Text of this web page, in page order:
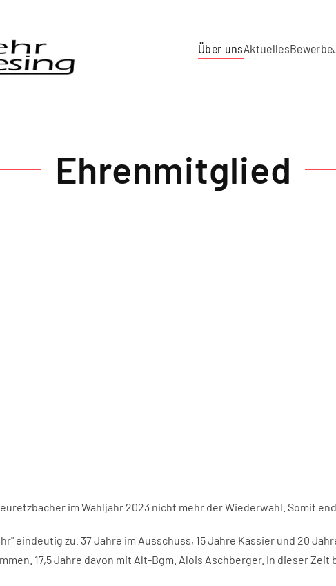
Über unsAktuellesBewerbe
Ehrenmitglied
im Wahljahr 2023 nicht mehr der Wiederwahl. Somit
eindeutig zu. 37 Jahre im Ausschuss, 15 Jahre Kassier und 20
17,5 Jahre davon mit Alt-Bgm. Alois Aschberger. In dieser